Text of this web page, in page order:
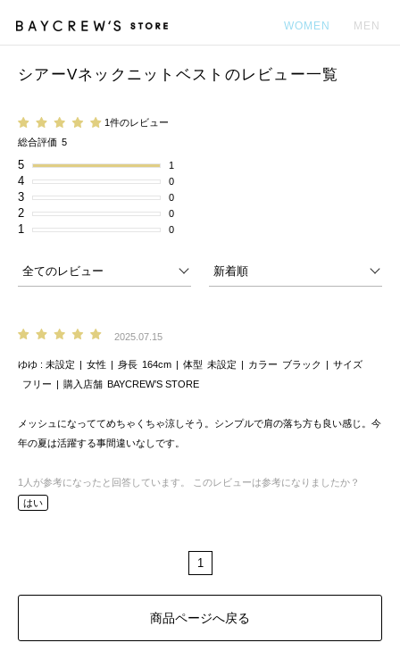
WOMEN MEN
シアーVネックニットベストのレビュー一覧
1件のレビュー
総合評価 5
5 1
4 0
3 0
2 0
1 0
2025.07.15
ゆゆ 未設定 女性 身長 164cm 体型 未設定 カラー ブラック
サイズ
フリー
購入店舗 BAYCREW’S STORE
メッシュになっててめちゃくちゃ涼しそう。シンプルで肩の落ち方も良い感じ。今
年の夏は活躍する事間違いなしです。
1 人が参考になったと回答しています。
このレビューは参考になりましたか？
はい
1
商品ページへ戻る